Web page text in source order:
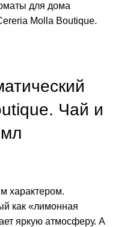
для дома
Molla Boutique.
Чай и
характером.
как «лимонная
яркую атмосферу. А